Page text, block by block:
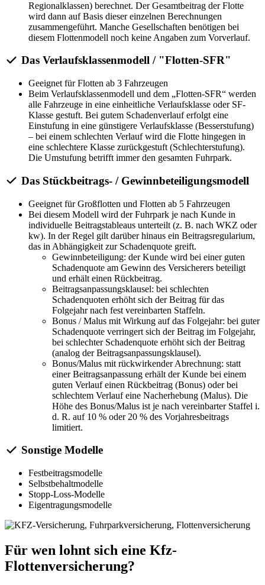
Regionalklassen) berechnet. Der Gesamtbeitrag der Flotte
wird dann auf Basis dieser einzelnen Berechnungen
zusammengeführt. Manche Gesellschaften benötigen bei
diesem Flottenmodell noch keine Angaben zum Vorverlauf.
Das Verlaufsklassenmodell / "Flotten-SFR"
Geeignet für Flotten ab 3 Fahrzeugen
Beim Verlaufsklassenmodell und dem „Flotten-SFR“ werden
alle Fahrzeuge in eine einheitliche Verlaufsklasse oder SF-
Klasse gestuft. Bei gutem Schadenverlauf erfolgt eine
Einstufung in eine günstigere Verlaufsklasse (Besserstufung)
– bei einem schlechten Verlauf wird die Flotte hingegen in
eine schlechtere Klasse zurückgestuft (Schlechterstufung).
Die Umstufung betrifft immer den gesamten Fuhrpark.
Das Stückbeitrags- / Gewinnbeteiligungsmodell
Geeignet für Großflotten und Flotten ab 5 Fahrzeugen
Bei diesem Modell wird der Fuhrpark je nach Kunde in
individuelle Beitragstableaus unterteilt (z. B. nach WKZ oder
kw). In der Regel gilt darüber hinaus ein Beitragsregularium,
das in Abhängigkeit zur Schadenquote greift.
Gewinnbeteiligung: der Kunde wird bei einer guten
Schadenquote am Gewinn des Versicherers beteiligt
und erhält einen Rückbeitrag.
Beitragsanpassungsklausel: bei schlechten
Schadenquoten erhöht sich der Beitrag für das
Folgejahr nach fest vereinbarten Staffeln.
Bonus / Malus mit Wirkung auf das Folgejahr: bei guter
Schadenquote verringert sich der Beitrag im Folgejahr,
bei schlechter Schadenquote erhöht sich der Beitrag
(analog der Beitragsanpassungsklausel).
Bonus/Malus mit rückwirkender Abrechnung: statt
einer Beitragsanpassung erhält der Kunde bei einem
guten Verlauf einen Rückbeitrag (Bonus) oder bei
schlechtem Verlauf eine Nacherhebung (Malus). Die
Höhe des Bonus/Malus ist je nach vereinbarter Staffel i.
d. R. auf 10 % oder 20 % des Vorjahresbeitrags
limitiert.
Sonstige Modelle
Festbeitragsmodelle
Selbstbehaltmodelle
Stopp-Loss-Modelle
Eigentragungsmodelle
Für wen lohnt sich eine Kfz-
Flottenversicherung?